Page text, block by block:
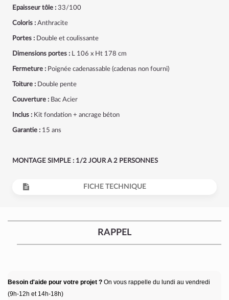
Epaisseur tôle : 33/100
Coloris : Anthracite
Portes : Double et coulissante
Dimensions portes : L 106 x Ht 178 cm
Fermeture : Poignée cadenassable (cadenas non fourni)
Toiture : Double pente
Couverture : Bac Acier
Inclus : Kit fondation + ancrage béton
Garantie : 15 ans
MONTAGE SIMPLE : 1/2 JOUR A 2 PERSONNES
FICHE TECHNIQUE
RAPPEL
Besoin d'aide pour votre projet ? On vous rappelle du lundi au vendredi
(9h-12h et 14h-18h)